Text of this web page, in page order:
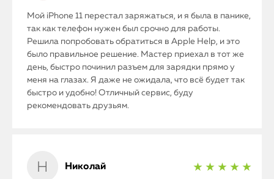
Статьи
Мой iPhone 11 перестал заряжаться, и я была в панике,
так как телефон нужен был срочно для работы.
Решила попробовать обратиться в Apple Help, и это
было правильное решение. Мастер приехал в тот же
день, быстро починил разъем для зарядки прямо у
меня на глазах. Я даже не ожидала, что всё будет так
быстро и удобно! Отличный сервис, буду
рекомендовать друзьям.
Николай ★ ★ ★ ★ ★